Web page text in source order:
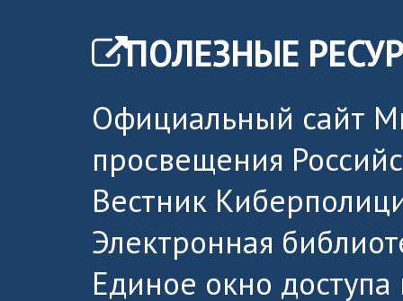
ПОЛЕЗНЫЕ
Официальный сайт
просвещения
Вестник
Электронная
Единое окно